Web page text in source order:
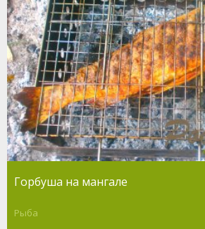
Горбуша на мангале
Рыба